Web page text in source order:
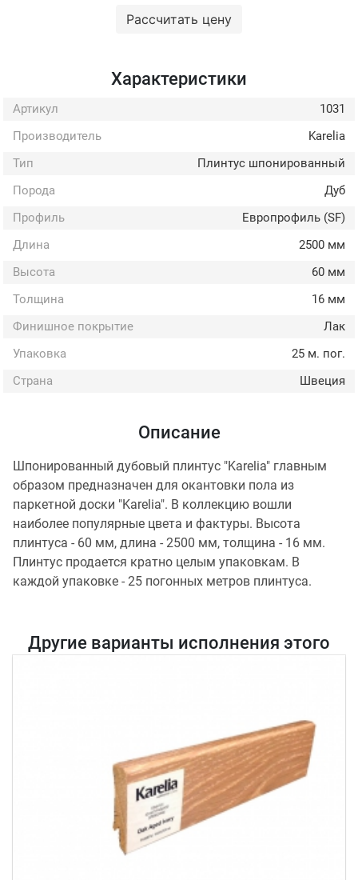
Рассчитать цену
Характеристики
Артикул
1031
Производитель
Karelia
Тип
Плинтус шпонированный
Порода
Дуб
Профиль
Европрофиль (SF)
Длина
2500 мм
Высота
60 мм
Толщина
16 мм
Финишное покрытие
Лак
Упаковка
25 м. пог.
Страна
Швеция
Описание
Шпонированный дубовый плинтус "Karelia" главным
образом предназначен для окантовки пола из
паркетной доски "Karelia". В коллекцию вошли
наиболее популярные цвета и фактуры. Высота
плинтуса - 60 мм, длина - 2500 мм, толщина - 16 мм.
Плинтус продается кратно целым упаковкам. В
каждой упаковке - 25 погонных метров плинтуса.
Другие варианты исполнения этого